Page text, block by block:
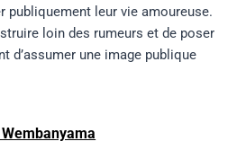
publiquement leur vie amoureuse.
loin des rumeurs et de poser
d’assumer une image publique